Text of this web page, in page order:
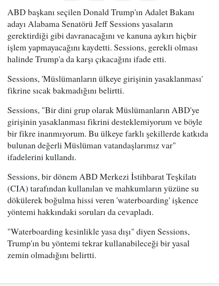
ABD başkanı seçilen Donald Trump'ın Adalet Bakanı
adayı Alabama Senatörü Jeff Sessions yasaların
gerektirdiği gibi davranacağını ve kanuna aykırı hiçbir
işlem yapmayacağını kaydetti. Sessions, gerekli olması
halinde Trump'a da karşı çıkacağını ifade etti.
Sessions, 'Müslümanların ülkeye girişinin yasaklanması'
fikrine sıcak bakmadığını belirtti.
Sessions, "Bir dini grup olarak Müslümanların ABD'ye
girişinin yasaklanması fikrini desteklemiyorum ve böyle
bir fikre inanmıyorum. Bu ülkeye farklı şekillerde katkıda
bulunan değerli Müslüman vatandaşlarımız var"
ifadelerini kullandı.
Sessions, bir dönem ABD Merkezi İstihbarat Teşkilatı
(CIA) tarafından kullanılan ve mahkumların yüzüne su
dökülerek boğulma hissi veren 'waterboarding' işkence
yöntemi hakkındaki soruları da cevapladı.
"Waterboarding kesinlikle yasa dışı" diyen Sessions,
Trump'ın bu yöntemi tekrar kullanabileceği bir yasal
zemin olmadığını belirtti.